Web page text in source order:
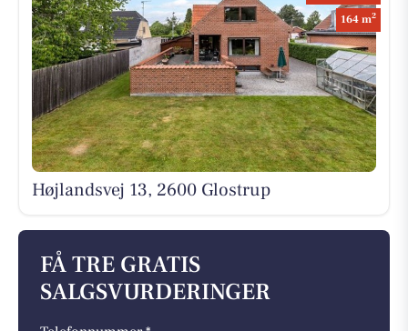
164 m2
Højlandsvej 13, 2600 Glostrup
FÅ TRE GRATIS
SALGSVURDERINGER